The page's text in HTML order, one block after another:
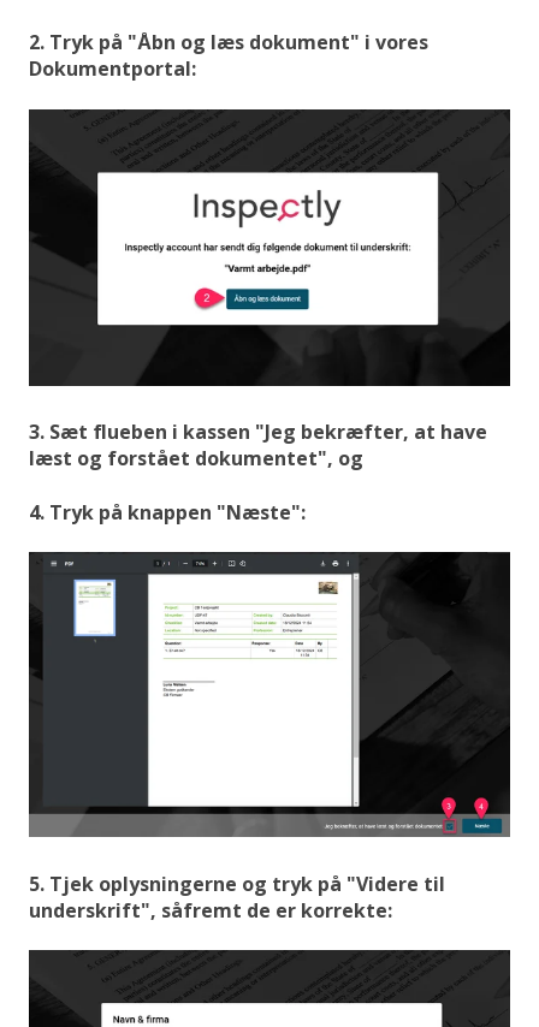
2. Tryk på "Åbn og læs dokument" i vores
Dokumentportal:
3. Sæt flueben i kassen "Jeg bekræfter, at have
læst og forstået dokumentet", og
4. Tryk på knappen "Næste":
5. Tjek oplysningerne og tryk på "Videre til
underskrift", såfremt de er korrekte: